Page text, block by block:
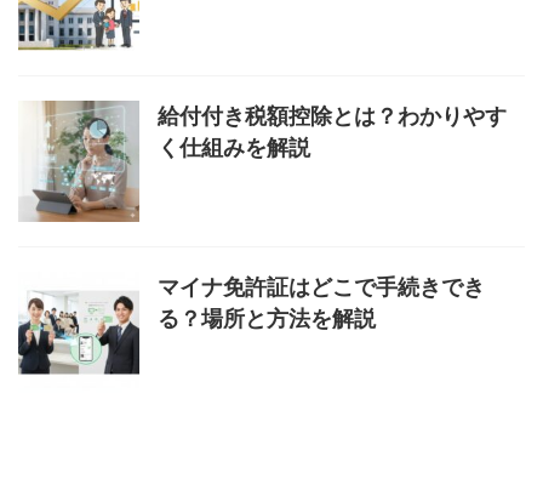
給付付き税額控除とは？わかりやす
く仕組みを解説
マイナ免許証はどこで手続きでき
る？場所と方法を解説